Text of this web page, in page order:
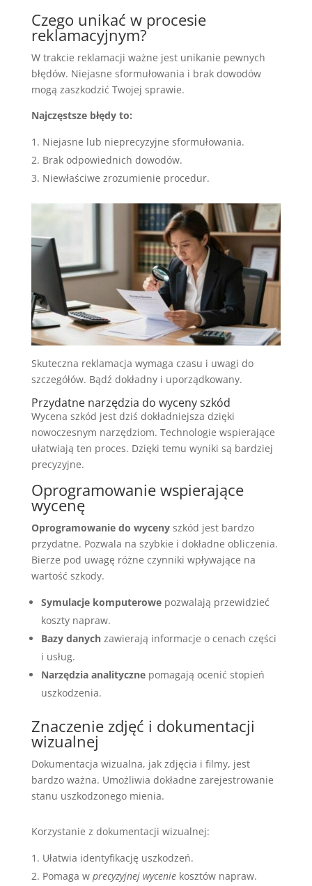
Czego unikać w procesie
reklamacyjnym?
W trakcie reklamacji ważne jest unikanie pewnych
błędów. Niejasne sformułowania i brak dowodów
mogą zaszkodzić Twojej sprawie.
Najczęstsze błędy to:
Niejasne lub nieprecyzyjne sformułowania.
Brak odpowiednich dowodów.
Niewłaściwe zrozumienie procedur.
Skuteczna reklamacja wymaga czasu i uwagi do
szczegółów. Bądź dokładny i uporządkowany.
Przydatne narzędzia do wyceny szkód
Wycena szkód jest dziś dokładniejsza dzięki
nowoczesnym narzędziom. Technologie wspierające
ułatwiają ten proces. Dzięki temu wyniki są bardziej
precyzyjne.
Oprogramowanie wspierające
wycenę
Oprogramowanie do wycenyszkód jest bardzo
przydatne. Pozwala na szybkie i dokładne obliczenia.
Bierze pod uwagę różne czynniki wpływające na
wartość szkody.
Symulacje komputerowepozwalają przewidzieć
koszty napraw.
Bazy danychzawierają informacje o cenach części
i usług.
Narzędzia analitycznepomagają ocenić stopień
uszkodzenia.
Znaczenie zdjęć i dokumentacji
wizualnej
Dokumentacja wizualna, jak zdjęcia i filmy, jest
bardzo ważna. Umożliwia dokładne zarejestrowanie
stanu uszkodzonego mienia.
Korzystanie z dokumentacji wizualnej:
Ułatwia identyfikację uszkodzeń.
Pomaga w precyzyjnej wyceniekosztów napraw.